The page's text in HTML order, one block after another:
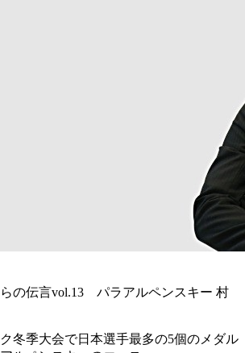
の伝言vol.13 パラアルペンスキー 村
冬季大会で日本選手最多の5個のメダル